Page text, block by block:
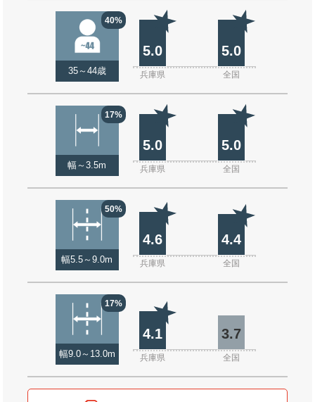
40%
35～44歳
5.0 5.0
兵庫県 全国
17%
幅～3.5m
5.0 5.0
兵庫県 全国
50%
幅5.5～9.0m
4.6 4.4
兵庫県 全国
17%
幅9.0～13.0m
4.1 3.7
兵庫県 全国